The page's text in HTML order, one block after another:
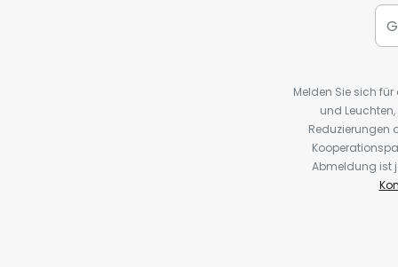
Melden Sie sich
und
Reduzierungen
Abmeldung ist